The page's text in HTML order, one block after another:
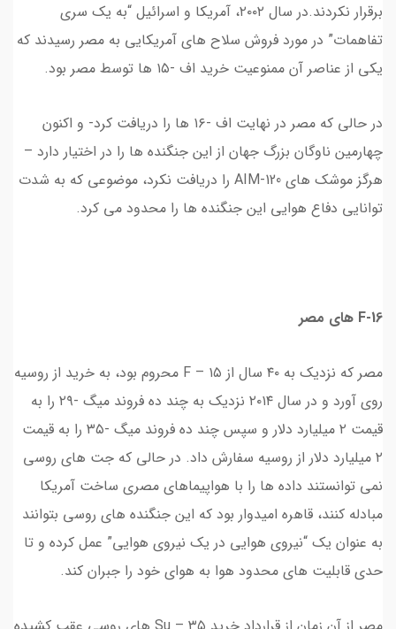
برقرار نکردند.در سال ۲۰۰۲، آمریکا و اسرائیل “به یک سری
تفاهمات” در مورد فروش سلاح های آمریکایی به مصر رسیدند که
یکی از عناصر آن ممنوعیت خرید اف -۱۵ ها توسط مصر بود.
در حالی که مصر در نهایت اف -۱۶ ها را دریافت کرد- و اکنون
چهارمین ناوگان بزرگ جهان از این جنگنده ها را در اختیار دارد –
هرگز موشک های AIM-120 را دریافت نکرد، موضوعی که به شدت
توانایی دفاع هوایی این جنگنده ها را محدود می کرد.
F-16 های مصر
مصر که نزدیک به ۴۰ سال از F – ۱۵ محروم بود، به خرید از روسیه
روی آورد و در سال ۲۰۱۴ نزدیک به چند ده فروند میگ -۲۹ را به
قیمت ۲ میلیارد دلار و سپس چند ده فروند میگ -۳۵ را به قیمت
۲ میلیارد دلار از روسیه سفارش داد. در حالی که جت های روسی
نمی توانستند داده ها را با هواپیماهای مصری ساخت آمریکا
مبادله کنند، قاهره امیدوار بود که این جنگنده های روسی بتوانند
به عنوان یک “نیروی هوایی در یک نیروی هوایی” عمل کرده و تا
حدی قابلیت های محدود هوا به هوای خود را جبران کند.